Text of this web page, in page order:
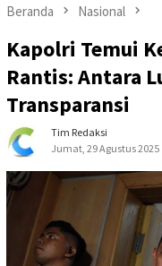
Beranda Nasional
Kapolri Temui
Rantis: Antara
Transparansi
Tim Redaksi
Jumat, 29 Agustus 2025